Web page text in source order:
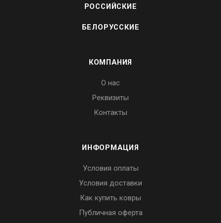
РОССИЙСКИЕ
БЕЛОРУССКИЕ
КОМПАНИЯ
О нас
Реквизиты
Контакты
ИНФОРМАЦИЯ
Условия оплаты
Условия доставки
Как купить ковры
Публичная оферта